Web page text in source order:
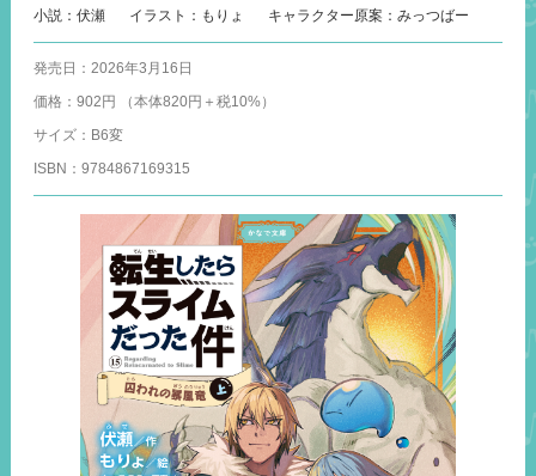
小説：伏瀬 イラスト：もりょ キャラクター原案：みっつばー
発売日
2026年3月16日
価格
902円 （本体820円＋税10%）
サイズ
B6変
ISBN
9784867169315